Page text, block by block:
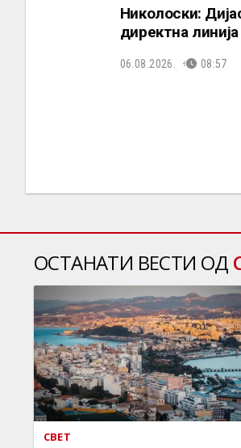
Николоски:
директна
06.08.2026. 08:57
ОСТАНАТИ ВЕСТИ ОД
СВЕТ